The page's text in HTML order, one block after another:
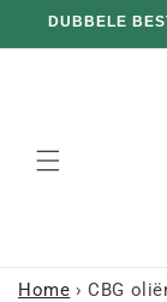
doorgaan
naar
DUBBELE
Home › CBG